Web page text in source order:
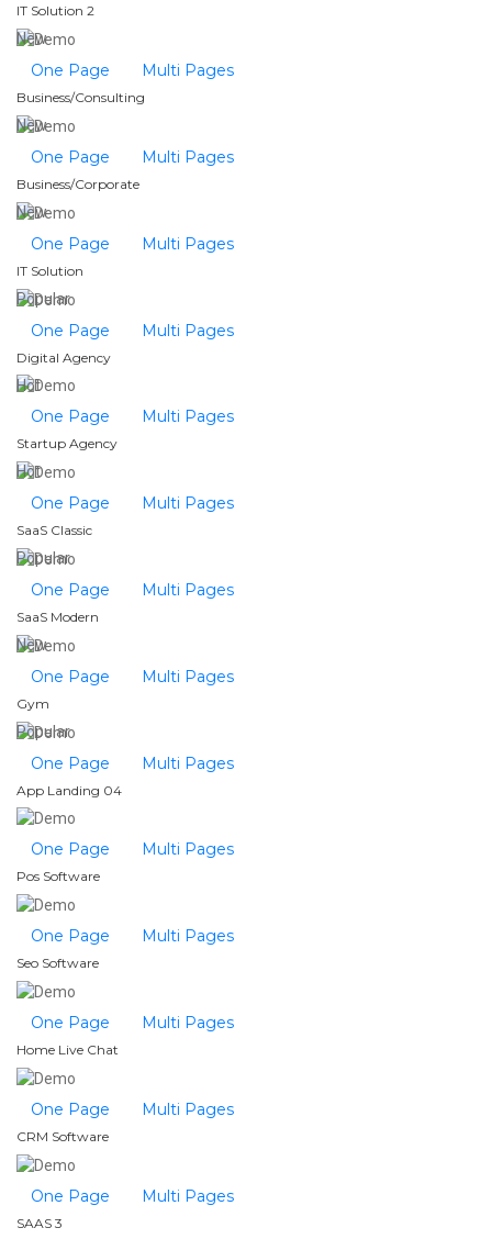
IT Solution 2
New
One Page Multi Pages
Business/Consulting
New
One Page Multi Pages
Business/Corporate
New
One Page Multi Pages
IT Solution
Popular
One Page Multi Pages
Digital Agency
Hot
One Page Multi Pages
Startup Agency
Hot
One Page Multi Pages
SaaS Classic
Popular
One Page Multi Pages
SaaS Modern
New
One Page Multi Pages
Gym
Popular
One Page Multi Pages
App Landing 04
One Page Multi Pages
Pos Software
One Page Multi Pages
Seo Software
One Page Multi Pages
Home Live Chat
One Page Multi Pages
CRM Software
One Page Multi Pages
SAAS 3